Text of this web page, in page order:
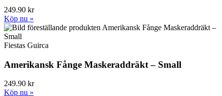
249.90 kr
Köp nu »
Fiestas Guirca
Amerikansk Fånge Maskeraddräkt – Small
249.90 kr
Köp nu »